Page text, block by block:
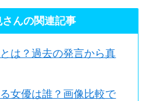
んの関連記事
は？過去の発言から真
女優は誰？画像比較で